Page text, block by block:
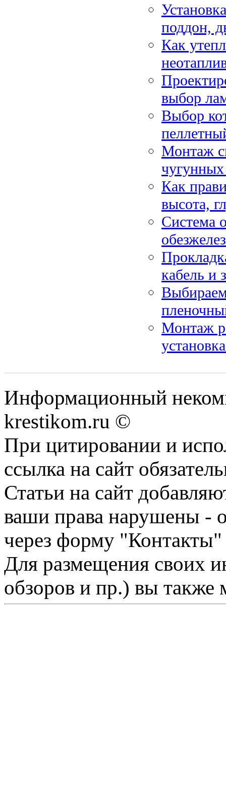
поддон,
Как
выбор
Выбор
Монтаж
Как
высота,
Система
кабель и
Монтаж
Информационный
krestikom.ru ©
При цитировании и
ссылка на сайт
Статьи на сайт
ваши права нарушены -
через форму "Контакты"
Для размещения своих
обзоров и пр.) вы также